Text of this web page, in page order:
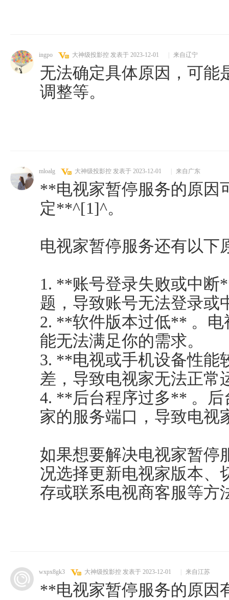
ingpo 大神级投影控 发表于 2023-12-01 来自辽宁
无法确定具体原因，可能
调整等。
mloalg 大神级投影控 发表于 2023-12-01 来自广东
**电视家暂停服务的原因
定**^[1]^。
电视家暂停服务还有以下
1. **账号登录失败或中断
题，导致账号无法登录或
2. **软件版本过低** 。
能无法满足你的需求。
3. **电视或手机设备性能
差，导致电视家无法正常
4. **后台程序过多** 。
家的服务端口，导致电视
如果想要解决电视家暂停
况选择更新电视家版本、
存或联系电视商客服等方
wxpx8gk3 大神级投影控 发表于 2023-12-01 来自江苏
**电视家暂停服务的原因